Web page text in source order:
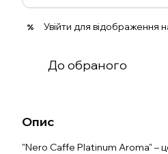
% Увійти для відображення
До обраного
Опис
"Nero Caffe Platinum Aroma" –